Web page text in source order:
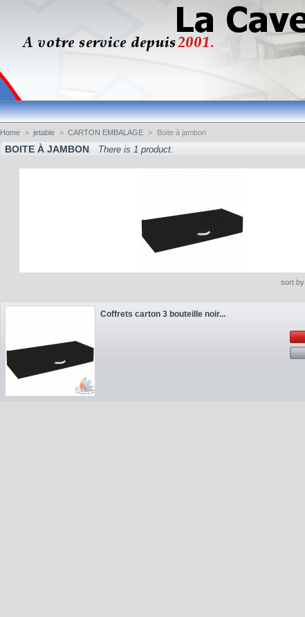
Home > jetable > CARTON EMBALAGE > Boite à jambon
BOITE À JAMBON There is 1 product.
sort by
Coffrets carton 3 bouteille noir...